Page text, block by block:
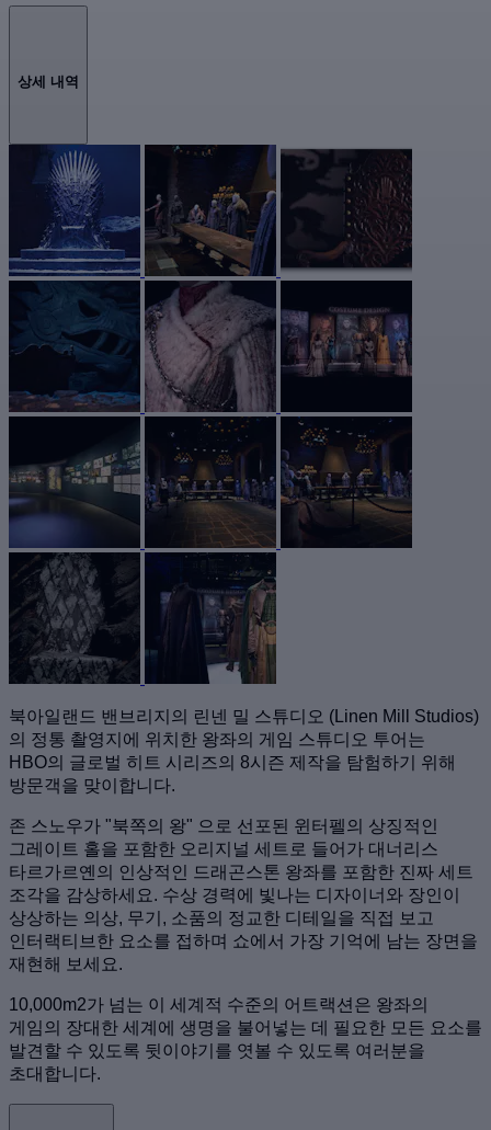
상세 내역
북아일랜드 밴브리지의 린넨 밀 스튜디오 (Linen Mill Studios)
의 정통 촬영지에 위치한 왕좌의 게임 스튜디오 투어는
HBO의 글로벌 히트 시리즈의 8시즌 제작을 탐험하기 위해
방문객을 맞이합니다.
존 스노우가 "북쪽의 왕" 으로 선포된 윈터펠의 상징적인
그레이트 홀을 포함한 오리지널 세트로 들어가 대너리스
타르가르옌의 인상적인 드래곤스톤 왕좌를 포함한 진짜 세트
조각을 감상하세요. 수상 경력에 빛나는 디자이너와 장인이
상상하는 의상, 무기, 소품의 정교한 디테일을 직접 보고
인터랙티브한 요소를 접하며 쇼에서 가장 기억에 남는 장면을
재현해 보세요.
10,000m2가 넘는 이 세계적 수준의 어트랙션은 왕좌의
게임의 장대한 세계에 생명을 불어넣는 데 필요한 모든 요소를
발견할 수 있도록 뒷이야기를 엿볼 수 있도록 여러분을
초대합니다.